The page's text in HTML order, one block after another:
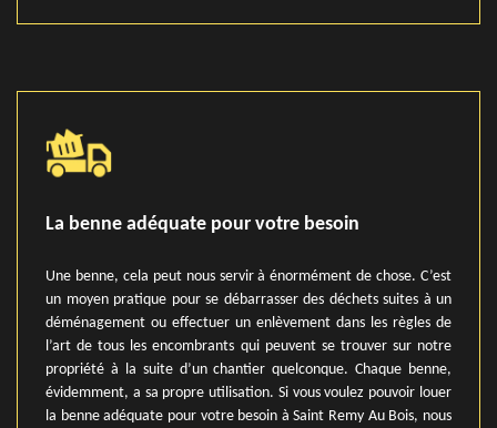
La benne adéquate pour votre besoin
Une benne, cela peut nous servir à énormément de chose. C’est
un moyen pratique pour se débarrasser des déchets suites à un
déménagement ou effectuer un enlèvement dans les règles de
l’art de tous les encombrants qui peuvent se trouver sur notre
propriété à la suite d’un chantier quelconque. Chaque benne,
évidemment, a sa propre utilisation. Si vous voulez pouvoir louer
la benne adéquate pour votre besoin à Saint Remy Au Bois, nous